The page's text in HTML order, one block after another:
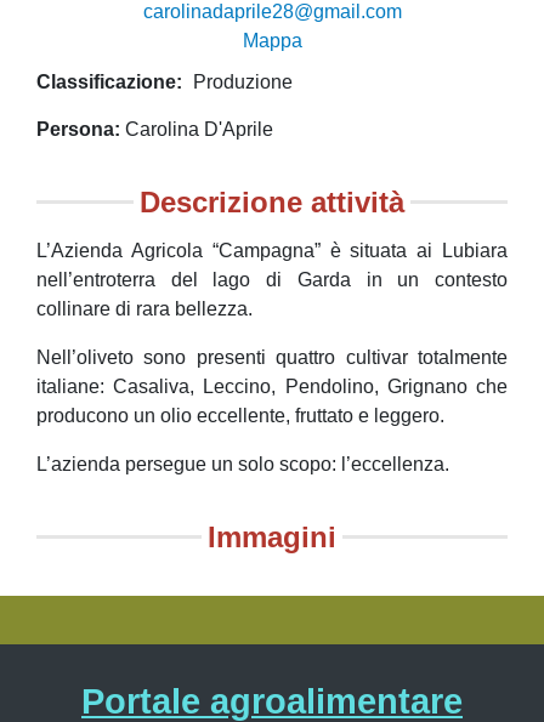
carolinadaprile28@gmail.com
Mappa
Classificazione
Produzione
Persona Carolina D'Aprile
Descrizione attività
L’Azienda Agricola “Campagna” è situata ai Lubiara
nell’entroterra del lago di Garda in un contesto
collinare di rara bellezza.
Nell’oliveto sono presenti quattro cultivar totalmente
italiane: Casaliva, Leccino, Pendolino, Grignano che
producono un olio eccellente, fruttato e leggero.
L’azienda persegue un solo scopo: l’eccellenza.
Immagini
Portale agroalimentare